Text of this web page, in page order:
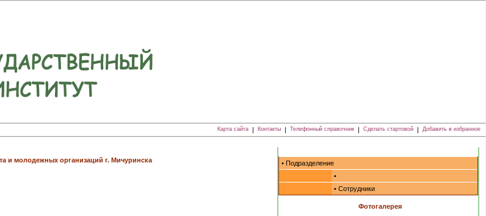
Карта сайта | Контакты | Телефонный справочник | Сделать стартовой | Добавить в избранное
и молодежных организаций г. Мичуринска
• Подразделение
•
• Сотрудники
Фотогалерея